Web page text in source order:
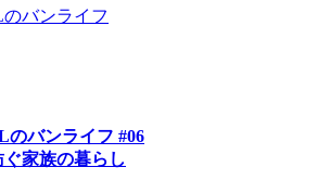
バンライフ
バンライフ #06
家族の暮らし